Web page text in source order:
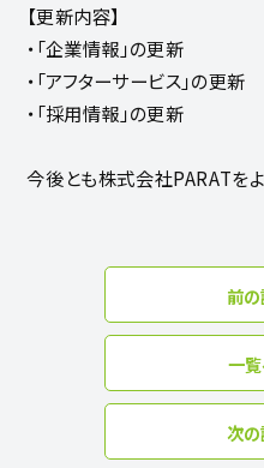
【更新内容】
・「企業情報」の更新
・「アフターサービス」の更新
・「採用情報」の更新
今後とも株式会社PARATをよ
前
一
次